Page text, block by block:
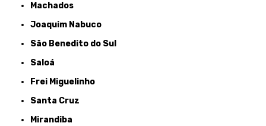
Machados
Joaquim Nabuco
São Benedito do Sul
Saloá
Frei Miguelinho
Santa Cruz
Mirandiba